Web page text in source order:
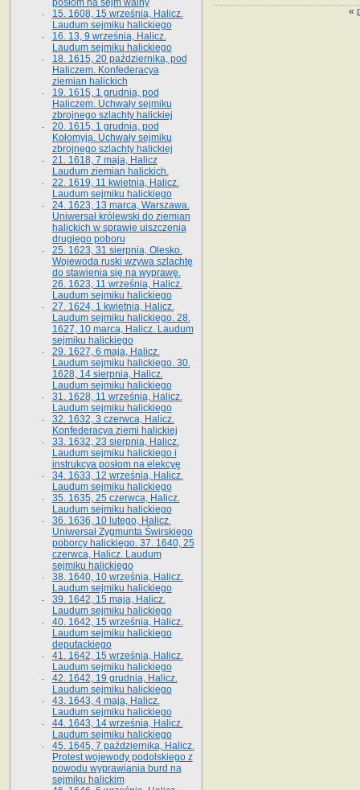
«
posłom na sejm walny
15. 1608, 15 września, Halicz.
Laudum sejmiku halickiego
16. 13, 9 września, Halicz.
Laudum sejmiku halickiego
18. 1615, 20 października, pod
Haliczem. Konfederacya
ziemian halickich
19. 1615, 1 grudnia, pod
Haliczem. Uchwały sejmiku
zbrojnego szlachty halickiej
20. 1615, 1 grudnia, pod
Kołomyją. Uchwały sejmiku
zbrojnego szlachty halickiej
21. 1618, 7 maja, Halicz
Laudum ziemian halickich.
22. 1619, 11 kwietnia, Halicz.
Laudum sejmiku halickiego
24. 1623, 13 marca, Warszawa.
Uniwersał królewski do ziemian
halickich w sprawie uiszczenia
drugiego poboru
25. 1623, 31 sierpnia, Olesko.
Wojewoda ruski wzywa szlachtę
do stawienia się na wyprawę.
26. 1623, 11 września, Halicz.
Laudum sejmiku halickiego
27. 1624, 1 kwietnia, Halicz.
Laudum sejmiku halickiego. 28.
1627, 10 marca, Halicz. Laudum
sejmiku halickiego
29. 1627, 6 maja, Halicz.
Laudum sejmiku halickiego. 30.
1628, 14 sierpnia, Halicz.
Laudum sejmiku halickiego
31. 1628, 11 września, Halicz.
Laudum sejmiku halickiego
32. 1632, 3 czerwca, Halicz.
Konfederacya ziemi halickiej
33. 1632, 23 sierpnia, Halicz.
Laudum sejmiku halickiego i
instrukcya posłom na elekcyę
34. 1633, 12 września, Halicz.
Laudum sejmiku halickiego
35. 1635, 25 czerwca, Halicz.
Laudum sejmiku halickiego
36. 1636, 10 lutego, Halicz.
Uniwersał Zygmunta Świrskiego
poborcy halickiego. 37. 1640, 25
czerwca, Halicz. Laudum
sejmiku halickiego
38. 1640, 10 września, Halicz.
Laudum sejmiku halickiego
39. 1642, 15 maja, Halicz.
Laudum sejmiku halickiego
40. 1642, 15 września, Halicz.
Laudum sejmiku halickiego
deputackiego
41. 1642, 15 września, Halicz.
Laudum sejmiku halickiego
42. 1642, 19 grudnia, Halicz.
Laudum sejmiku halickiego
43. 1643, 4 maja, Halicz.
Laudum sejmiku halickiego
44. 1643, 14 września, Halicz.
Laudum sejmiku halickiego
45. 1645, 7 października, Halicz.
Protest wojewody podolskiego z
powodu wyprawiania burd na
sejmiku halickim